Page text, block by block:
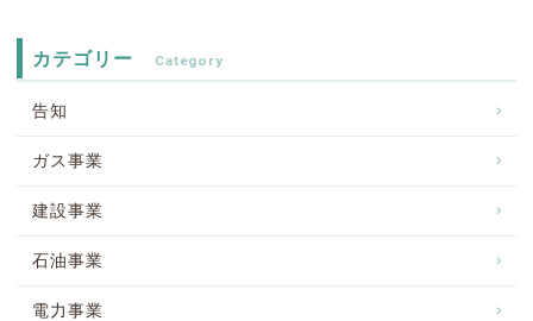
カテゴリー
告知
ガス事業
建設事業
石油事業
電力事業